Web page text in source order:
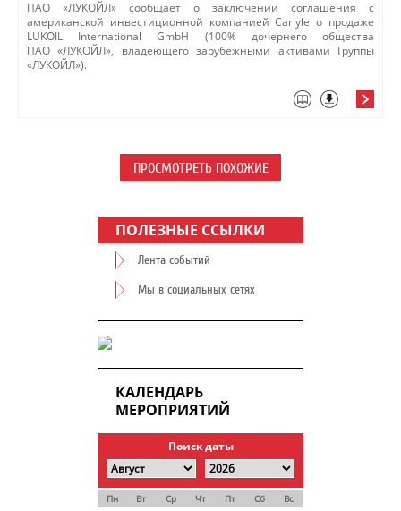
ПАО «ЛУКОЙЛ» сообщает о заключении соглашения с
американской инвестиционной компанией Carlyle о продаже
LUKOIL International GmbH (100% дочернего общества
ПАО «ЛУКОЙЛ», владеющего зарубежными активами Группы
«ЛУКОЙЛ»).
ПРОСМОТРЕТЬ ПОХОЖИЕ
ПОЛЕЗНЫЕ ССЫЛКИ
Лента событий
Мы в социальных сетях
КАЛЕНДАРЬ
МЕРОПРИЯТИЙ
Поиск даты
Пн Вт Ср Чт Пт Сб Вс